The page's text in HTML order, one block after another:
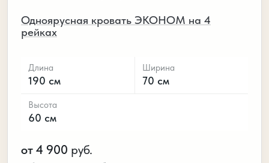
Одноярусная кровать ЭКОНОМ на 4
рейках
Длина
190 см
Ширина
70 см
Высота
60 см
от 4 900 руб.